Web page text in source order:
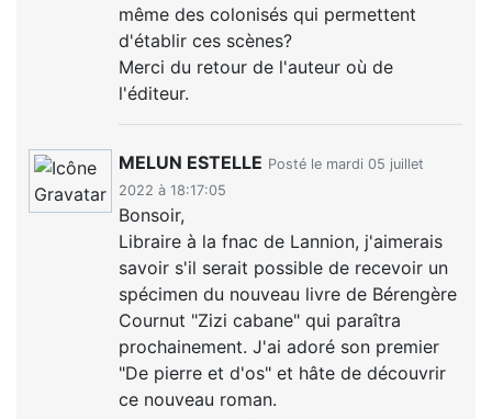
même des colonisés qui permettent
d'établir ces scènes?
Merci du retour de l'auteur où de
l'éditeur.
MELUN ESTELLE Posté le mardi 05 juillet
2022 à 18:17:05
Bonsoir,
Libraire à la fnac de Lannion, j'aimerais
savoir s'il serait possible de recevoir un
spécimen du nouveau livre de Bérengère
Cournut "Zizi cabane" qui paraîtra
prochainement. J'ai adoré son premier
"De pierre et d'os" et hâte de découvrir
ce nouveau roman.